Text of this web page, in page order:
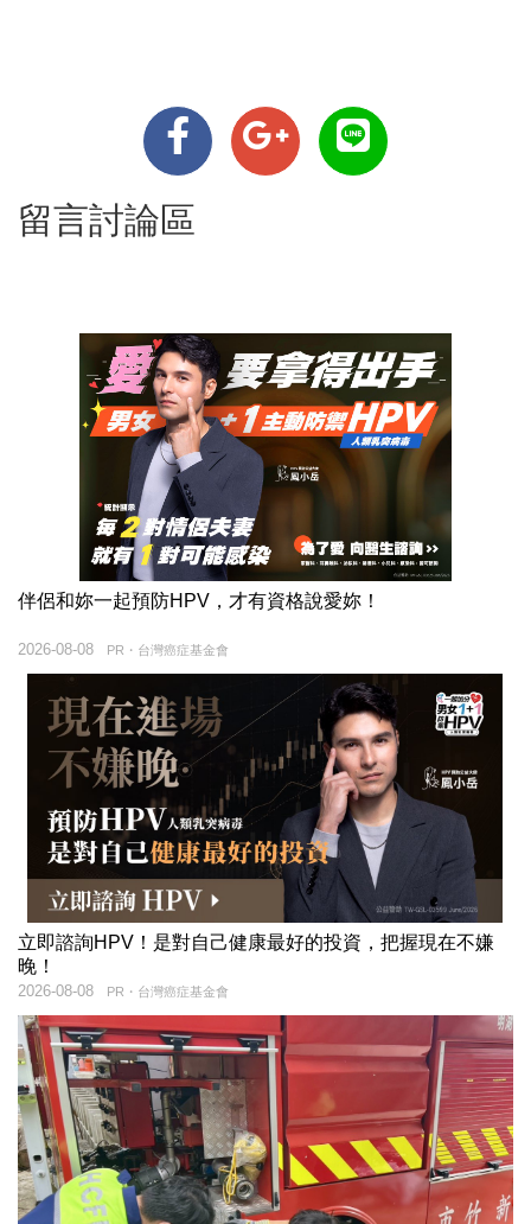
留言討論區
伴侶和妳一起預防HPV，才有資格說愛妳！
PR・台灣癌症基金會
2026-08-08
立即諮詢HPV！是對自己健康最好的投資，把握現在不嫌
晚！
PR・台灣癌症基金會
2026-08-08